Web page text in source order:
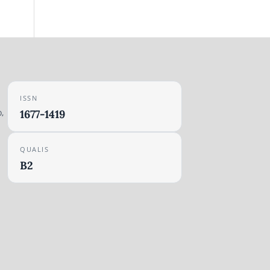
ISSN
1677-1419
QUALIS
B2